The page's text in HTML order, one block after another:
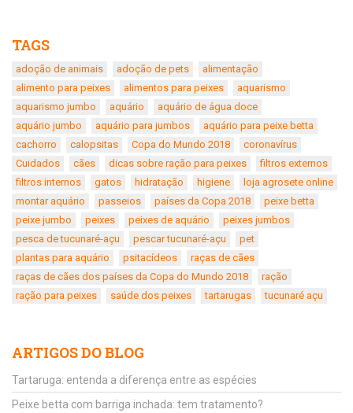
TAGS
adoção de animais adoção de pets
alimentação
alimento para peixes
alimentos para peixes
aquarismo
aquarismo jumbo
aquário
aquário de água doce
aquário jumbo
aquário para jumbos
aquário para peixe betta
cachorro
calopsitas Copa do Mundo 2018
coronavírus
Cuidados
cães dicas sobre ração para peixes
filtros externos
filtros internos
gatos hidratação higiene
loja agrosete online
montar aquário
passeios países da Copa 2018
peixe betta
peixe jumbo
peixes peixes de aquário
peixes jumbos
pesca de tucunaré-açu
pescar tucunaré-açu
pet
plantas para aquário
psitacídeos
raças de cães
raças de cães dos países da Copa do Mundo 2018
ração
ração para peixes
saúde dos peixes tartarugas tucunaré açu
ARTIGOS DO BLOG
Tartaruga: entenda a diferença entre as espécies
Peixe betta com barriga inchada: tem tratamento?